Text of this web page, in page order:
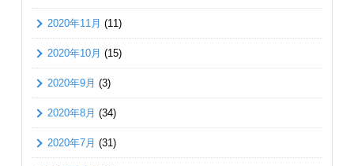
2020年11月 (11)
2020年10月 (15)
2020年9月 (3)
2020年8月 (34)
2020年7月 (31)